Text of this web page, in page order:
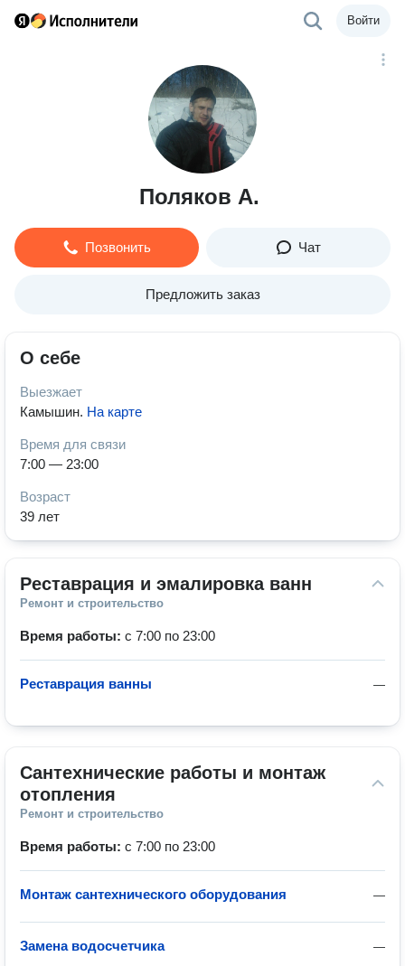
Войти
Поляков А.
Позвонить Чат
Предложить заказ
О себе
Выезжает
Камышин. На карте
Время для связи
7:00 — 23:00
Возраст
39 лет
Реставрация и эмалировка ванн
Ремонт и строительство
Время работы: с 7:00 по 23:00
—
Реставрация ванны
Сантехнические работы и монтаж
отопления
Ремонт и строительство
Время работы: с 7:00 по 23:00
—
Монтаж сантехнического оборудования
—
Замена водосчетчика